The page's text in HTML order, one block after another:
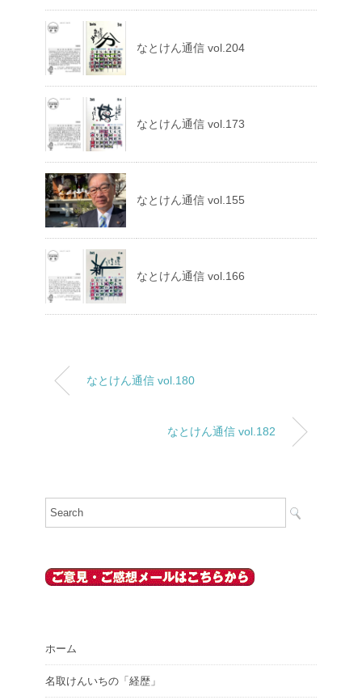
なとけん通信 vol.204
なとけん通信 vol.173
なとけん通信 vol.155
なとけん通信 vol.166
なとけん通信 vol.180
なとけん通信 vol.182
ホーム
名取けんいちの「経歴」